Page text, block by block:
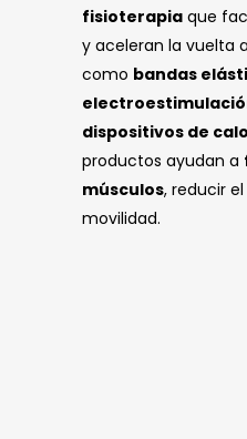
fisioterapia que
y aceleran la vuelta
como bandas
dispositivos de
productos ayudan a
músculos, reducir
movilidad.